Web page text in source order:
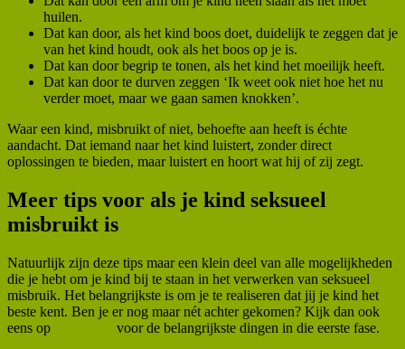
huilen.
Dat kan door, als het kind boos doet, duidelijk te zeggen dat je
van het kind houdt, ook als het boos op je is.
Dat kan door begrip te tonen, als het kind het moeilijk heeft.
Dat kan door te durven zeggen ‘Ik weet ook niet hoe het nu
verder moet, maar we gaan samen knokken’.
Waar een kind, misbruikt of niet, behoefte aan heeft is échte
aandacht. Dat iemand naar het kind luistert, zonder direct
oplossingen te bieden, maar luistert en hoort wat hij of zij zegt.
Meer tips voor als je kind seksueel
misbruikt is
Natuurlijk zijn deze tips maar een klein deel van alle mogelijkheden
die je hebt om je kind bij te staan in het verwerken van seksueel
misbruik. Het belangrijkste is om je te realiseren dat jij je kind het
beste kent. Ben je er nog maar nét achter gekomen? Kijk dan ook
eens op
voor de belangrijkste dingen in die eerste fase.